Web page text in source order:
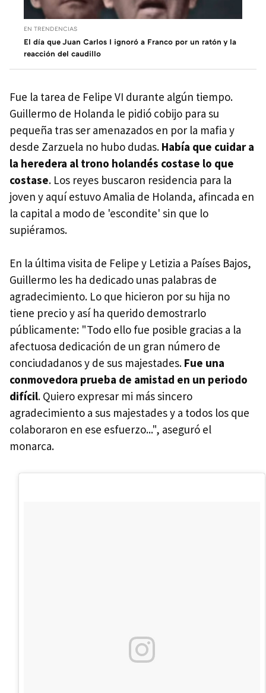
EN TRENDENCIAS
El día que Juan Carlos I ignoró a Franco por un ratón y la
reacción del caudillo
Fue la tarea de Felipe VI durante algún tiempo.
Guillermo de Holanda le pidió cobijo para su
pequeña tras ser amenazados en por la mafia y
desde Zarzuela no hubo dudas. Había que cuidar a
la heredera al trono holandés costase lo que
costase. Los reyes buscaron residencia para la
joven y aquí estuvo Amalia de Holanda, afincada en
la capital a modo de 'escondite' sin que lo
supiéramos.
En la última visita de Felipe y Letizia a Países Bajos,
Guillermo les ha dedicado unas palabras de
agradecimiento. Lo que hicieron por su hija no
tiene precio y así ha querido demostrarlo
públicamente: "Todo ello fue posible gracias a la
afectuosa dedicación de un gran número de
conciudadanos y de sus majestades. Fue una
conmovedora prueba de amistad en un periodo
difícil. Quiero expresar mi más sincero
agradecimiento a sus majestades y a todos los que
colaboraron en ese esfuerzo...", aseguró el
monarca.